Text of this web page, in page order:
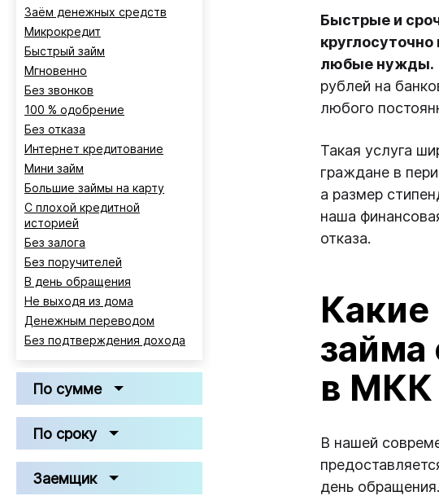
Быстрые и
любые нужды.
рублей на
любого
Такая услуга
граждане в
а размер
наша
отказа.
займа
в МКК
В нашей
день
Заём денежных средств
Микрокредит
Быстрый займ
Мгновенно
Без звонков
100 % одобрение
Без отказа
Интернет кредитование
Мини займ
Большие займы на карту
С плохой кредитной
историей
Без залога
Без поручителей
В день обращения
Не выходя из дома
Денежным переводом
Без подтверждения дохода
По сумме
По сроку
Заемщик